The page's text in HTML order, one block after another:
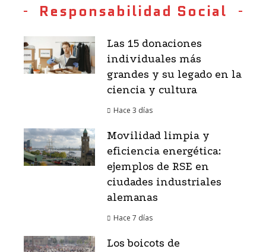
Responsabilidad Social
Las 15 donaciones
individuales más
grandes y su legado en la
ciencia y cultura
Hace 3 días
Movilidad limpia y
eficiencia energética:
ejemplos de RSE en
ciudades industriales
alemanas
Hace 7 días
Los boicots de